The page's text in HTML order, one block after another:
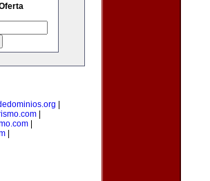
|
|
|